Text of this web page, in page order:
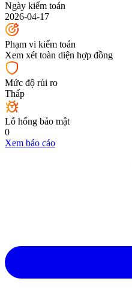
Ngày kiểm toán
2026-04-17
Phạm vi kiểm toán
Xem xét toàn diện hợp đồng
Mức độ rủi ro
Thấp
Lỗ hổng bảo mật
0
Xem báo cáo